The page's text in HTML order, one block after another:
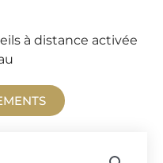
à distance activée